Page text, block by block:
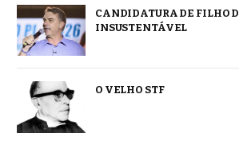
CANDIDATURA DE FILHO
INSUSTENTÁVEL
O VELHO STF